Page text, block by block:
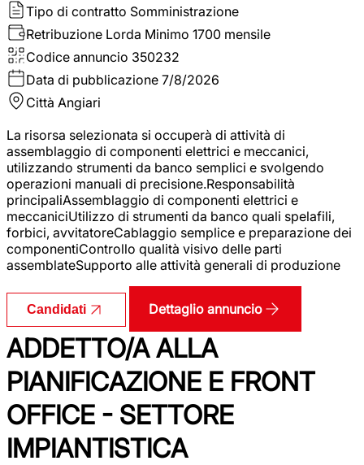
Tipo di contratto Somministrazione
Retribuzione Lorda Minimo 1700 mensile
Codice annuncio 350232
Data di pubblicazione 7/8/2026
Città Angiari
La risorsa selezionata si occuperà di attività di
assemblaggio di componenti elettrici e meccanici,
utilizzando strumenti da banco semplici e svolgendo
operazioni manuali di precisione.Responsabilità
principaliAssemblaggio di componenti elettrici e
meccaniciUtilizzo di strumenti da banco quali spelafili,
forbici, avvitatoreCablaggio semplice e preparazione dei
componentiControllo qualità visivo delle parti
assemblateSupporto alle attività generali di produzione
Candidati Dettaglio annuncio
ADDETTO/A ALLA
PIANIFICAZIONE E FRONT
OFFICE - SETTORE
IMPIANTISTICA